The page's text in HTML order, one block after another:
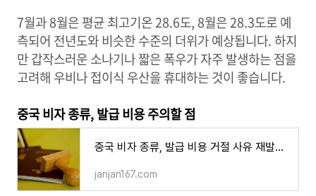
7월과 8월은 평균 최고기온 28.6도, 8월은 28.3도로 예
측되어 전년도와 비슷한 수준의 더위가 예상됩니다. 하지
만 갑작스러운 소나기나 짧은 폭우가 자주 발생하는 점을
고려해 우비나 접이식 우산을 휴대하는 것이 좋습니다.
중국 비자 종류, 발급 비용 주의할 점
중국 비자 종류, 발급 비용 거절 사유 재발급 방법 단수 복수 가격 주의할 점
janjan167.com